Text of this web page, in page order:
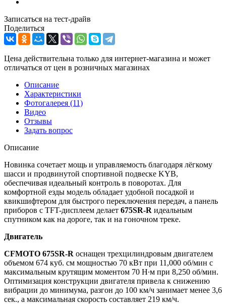
Записаться на тест-драйв
Поделиться
Цена действительна только для интернет-магазина и может
отличаться от цен в розничных магазинах
Описание
Характеристики
Фотогалерея (11)
Видео
Отзывы
Задать вопрос
Описание
Новинка сочетает мощь и управляемость благодаря лёгкому
шасси и продвинутой спортивной подвеске KYB,
обеспечивая идеальный контроль в поворотах. Для
комфортной езды модель обладает удобной посадкой и
квикшифтером для быстрого переключения передач, а панель
приборов с TFT-дисплеем делает 675SR-R идеальным
спутником как на дороге, так и на гоночном треке.
Двигатель
CFMOTO 675SR-R оснащен трехцилиндровым двигателем
объемом 674 куб. см мощностью 70 кВт при 11,000 об/мин с
максимальным крутящим моментом 70 Н∙м при 8,250 об/мин.
Оптимизация конструкции двигателя привела к снижению
вибрации до минимума, разгон до 100 км/ч занимает менее 3,6
сек., а максимальная скорость составляет 219 км/ч.